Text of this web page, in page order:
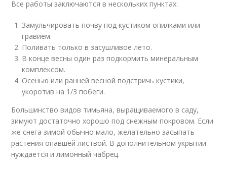
Все работы заключаются в нескольких пунктах:
Замульчировать почву под кустиком опилками или
гравием.
Поливать только в засушливое лето.
В конце весны один раз подкормить минеральным
комплексом.
Осенью или ранней весной подстричь кустики,
укоротив на 1/3 побеги.
Большинство видов тимьяна, выращиваемого в саду,
зимуют достаточно хорошо под снежным покровом. Если
же снега зимой обычно мало, желательно засыпать
растения опавшей листвой. В дополнительном укрытии
нуждается и лимонный чабрец.